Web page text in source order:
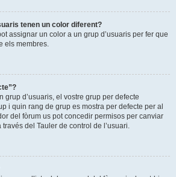
tenen un color diferent?
assignar un color a un grup d’usuaris per fer que
els membres.
grup d’usuaris, el vostre grup per defecte
i quin rang de grup es mostra per defecte per al
del fòrum us pot concedir permisos per canviar
del Tauler de control de l’usuari.